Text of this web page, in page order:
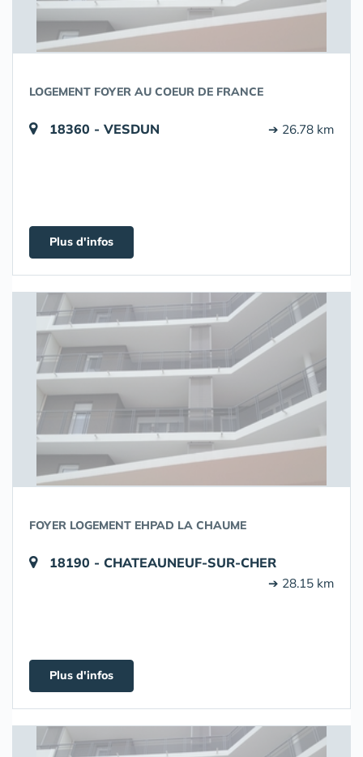
LOGEMENT FOYER AU COEUR DE FRANCE
18360 - VESDUN ➔ 26.78 km
Plus d'infos
FOYER LOGEMENT EHPAD LA CHAUME
18190 - CHATEAUNEUF-SUR-CHER
➔ 28.15 km
Plus d'infos